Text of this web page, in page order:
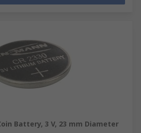
Battery, 3 V, 23 mm Diameter